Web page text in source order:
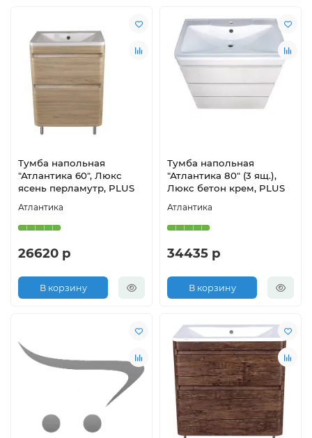
Тумба напольная
"Атлантика 60", Люкс
ясень перламутр, PLUS
Атлантика
26620 р
В корзину
Тумба напольная
"Атлантика 80" (3 ящ.),
Люкс бетон крем, PLUS
Атлантика
34435 р
В корзину